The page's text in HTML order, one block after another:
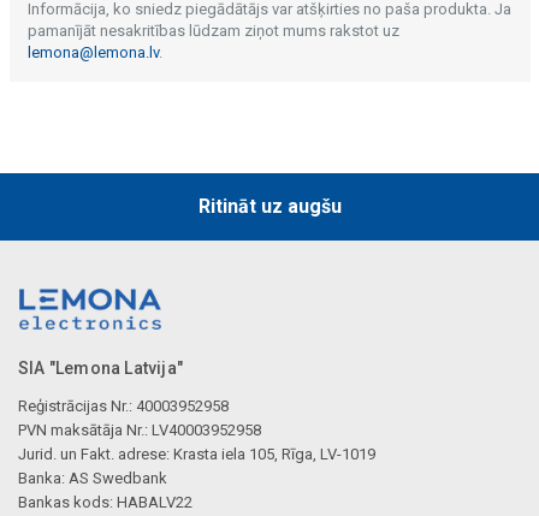
Informācija, ko sniedz piegādātājs var atšķirties no paša produkta. Ja
pamanījāt nesakritības lūdzam ziņot mums rakstot uz
lemona@lemona.lv.
Ritināt uz augšu
SIA "Lemona Latvija"
Reģistrācijas Nr.: 40003952958
PVN maksātāja Nr.: LV40003952958
Jurid. un Fakt. adrese: Krasta iela 105, Rīga, LV-1019
Banka: AS Swedbank
Bankas kods: HABALV22